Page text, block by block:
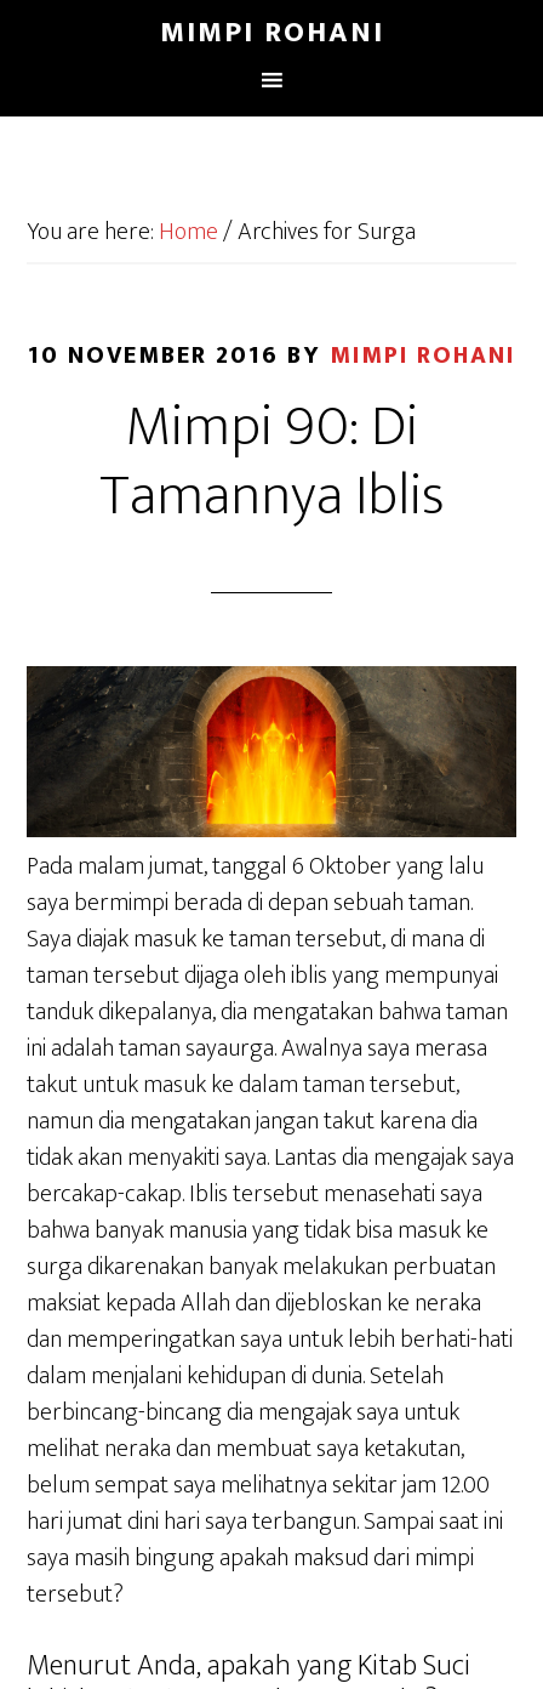
MIMPI ROHANI
You are here:Home/Archives for Surga
10 NOVEMBER 2016 BY MIMPI ROHANI
Mimpi 90: Di
Tamannya Iblis
Pada malam jumat, tanggal 6 Oktober yang lalu
saya bermimpi berada di depan sebuah taman.
Saya diajak masuk ke taman tersebut, di mana di
taman tersebut dijaga oleh iblis yang mempunyai
tanduk dikepalanya, dia mengatakan bahwa taman
ini adalah taman sayaurga. Awalnya saya merasa
takut untuk masuk ke dalam taman tersebut,
namun dia mengatakan jangan takut karena dia
tidak akan menyakiti saya. Lantas dia mengajak saya
bercakap-cakap. Iblis tersebut menasehati saya
bahwa banyak manusia yang tidak bisa masuk ke
surga dikarenakan banyak melakukan perbuatan
maksiat kepada Allah dan dijebloskan ke neraka
dan memperingatkan saya untuk lebih berhati-hati
dalam menjalani kehidupan di dunia. Setelah
berbincang-bincang dia mengajak saya untuk
melihat neraka dan membuat saya ketakutan,
belum sempat saya melihatnya sekitar jam 12.00
hari jumat dini hari saya terbangun. Sampai saat ini
saya masih bingung apakah maksud dari mimpi
tersebut?
Menurut Anda, apakah yang Kitab Suci